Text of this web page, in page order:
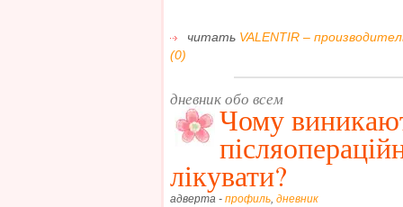
читать VALENTIR –
(0)
дневник обо всем
Чому
лікувати?
адверта - профиль, дневник